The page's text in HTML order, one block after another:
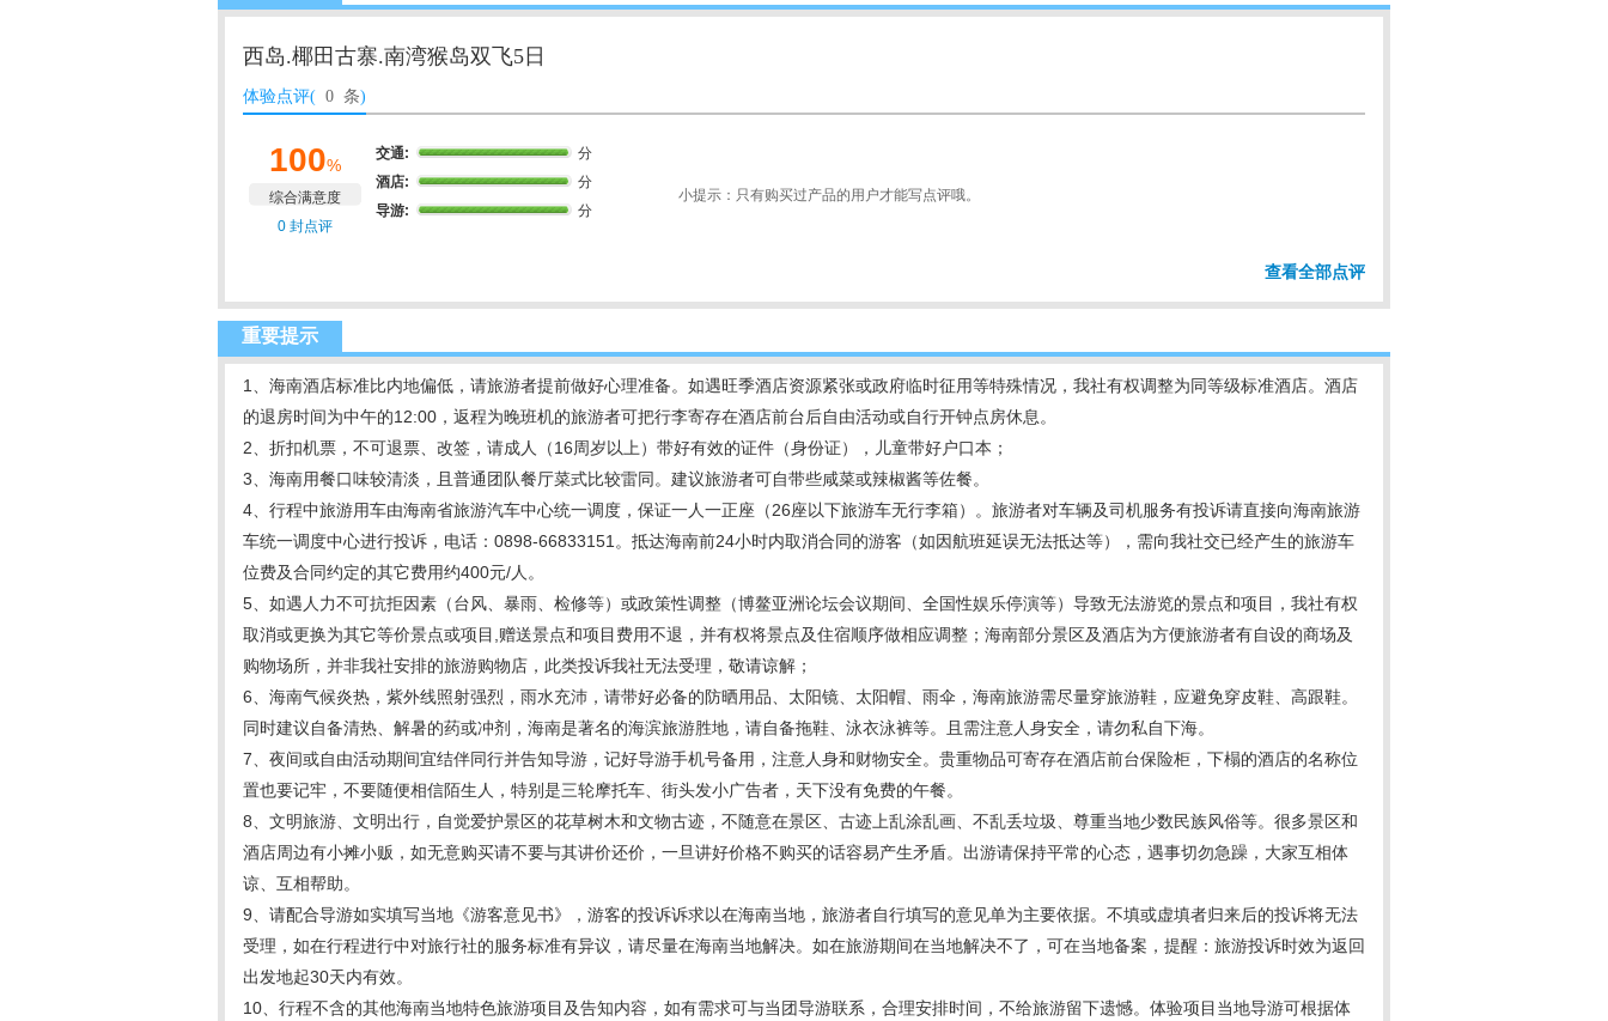
西岛.椰田古寨.南湾猴岛双飞5日
体验点评( 0 条)
100%
综合满意度
0 封点评
交通:
分
酒店:
分
导游:
分
小提示：只有购买过产品的用户才能写点评哦。
查看全部点评
重要提示
1、海南酒店标准比内地偏低，请旅游者提前做好心理准备。如遇旺季酒店资源紧张或政府临时征用等特殊情况，我社有权调整为同等级标准酒店。酒店
的退房时间为中午的12:00，返程为晚班机的旅游者可把行李寄存在酒店前台后自由活动或自行开钟点房休息。
2、折扣机票，不可退票、改签，请成人（16周岁以上）带好有效的证件（身份证），儿童带好户口本；
3、海南用餐口味较清淡，且普通团队餐厅菜式比较雷同。建议旅游者可自带些咸菜或辣椒酱等佐餐。
4、行程中旅游用车由海南省旅游汽车中心统一调度，保证一人一正座（26座以下旅游车无行李箱）。旅游者对车辆及司机服务有投诉请直接向海南旅游
车统一调度中心进行投诉，电话：0898-66833151。抵达海南前24小时内取消合同的游客（如因航班延误无法抵达等），需向我社交已经产生的旅游车
位费及合同约定的其它费用约400元/人。
5、如遇人力不可抗拒因素（台风、暴雨、检修等）或政策性调整（博鳌亚洲论坛会议期间、全国性娱乐停演等）导致无法游览的景点和项目，我社有权
取消或更换为其它等价景点或项目,赠送景点和项目费用不退，并有权将景点及住宿顺序做相应调整；海南部分景区及酒店为方便旅游者有自设的商场及
购物场所，并非我社安排的旅游购物店，此类投诉我社无法受理，敬请谅解；
6、海南气候炎热，紫外线照射强烈，雨水充沛，请带好必备的防晒用品、太阳镜、太阳帽、雨伞，海南旅游需尽量穿旅游鞋，应避免穿皮鞋、高跟鞋。
同时建议自备清热、解暑的药或冲剂，海南是著名的海滨旅游胜地，请自备拖鞋、泳衣泳裤等。且需注意人身安全，请勿私自下海。
7、夜间或自由活动期间宜结伴同行并告知导游，记好导游手机号备用，注意人身和财物安全。贵重物品可寄存在酒店前台保险柜，下榻的酒店的名称位
置也要记牢，不要随便相信陌生人，特别是三轮摩托车、街头发小广告者，天下没有免费的午餐。
8、文明旅游、文明出行，自觉爱护景区的花草树木和文物古迹，不随意在景区、古迹上乱涂乱画、不乱丢垃圾、尊重当地少数民族风俗等。很多景区和
酒店周边有小摊小贩，如无意购买请不要与其讲价还价，一旦讲好价格不购买的话容易产生矛盾。出游请保持平常的心态，遇事切勿急躁，大家互相体
谅、互相帮助。
9、请配合导游如实填写当地《游客意见书》，游客的投诉诉求以在海南当地，旅游者自行填写的意见单为主要依据。不填或虚填者归来后的投诉将无法
受理，如在行程进行中对旅行社的服务标准有异议，请尽量在海南当地解决。如在旅游期间在当地解决不了，可在当地备案，提醒：旅游投诉时效为返回
出发地起30天内有效。
10、行程不含的其他海南当地特色旅游项目及告知内容，如有需求可与当团导游联系，合理安排时间，不给旅游留下遗憾。体验项目当地导游可根据体